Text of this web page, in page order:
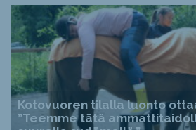
Kotovuoren tilalla luonto
”Teemme tätä